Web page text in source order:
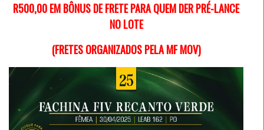
R500,00 EM BÔNUS DE FRETE PARA QUEM DER PRÉ-LANCE
NO LOTE
(FRETES ORGANIZADOS PELA MF MOV)